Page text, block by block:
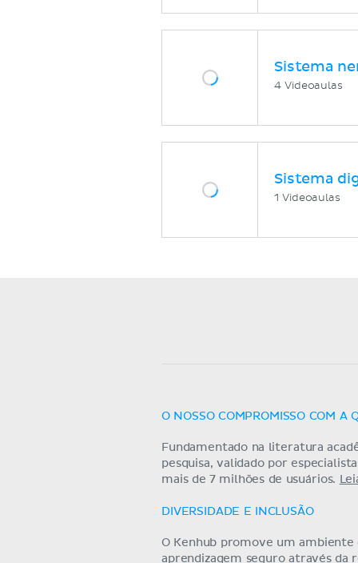
Sistema
4 Videoaulas
Sistema
1 Videoaulas
O NOSSO COMPROMISSO COM A
Fundamentado na literatura
pesquisa, validado por
mais de 7 milhões de usuários.
DIVERSIDADE E INCLUSÃO
O Kenhub promove um ambiente
aprendizagem seguro através da